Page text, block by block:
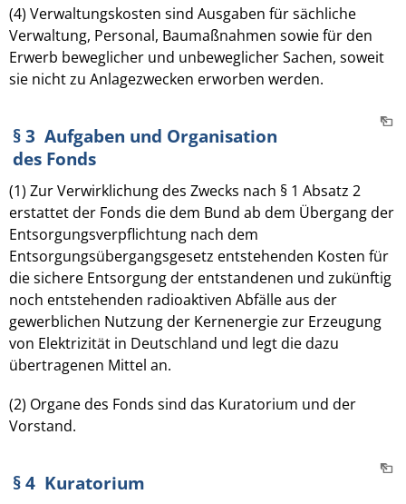
(4) Verwaltungskosten sind Ausgaben für sächliche
Verwaltung, Personal, Baumaßnahmen sowie für den
Erwerb beweglicher und unbeweglicher Sachen, soweit
sie nicht zu Anlagezwecken erworben werden.
§ 3 Aufgaben und Organisation
des Fonds
(1) Zur Verwirklichung des Zwecks nach § 1 Absatz 2
erstattet der Fonds die dem Bund ab dem Übergang der
Entsorgungsverpflichtung nach dem
Entsorgungsübergangsgesetz entstehenden Kosten für
die sichere Entsorgung der entstandenen und zukünftig
noch entstehenden radioaktiven Abfälle aus der
gewerblichen Nutzung der Kernenergie zur Erzeugung
von Elektrizität in Deutschland und legt die dazu
übertragenen Mittel an.
(2) Organe des Fonds sind das Kuratorium und der
Vorstand.
§ 4 Kuratorium